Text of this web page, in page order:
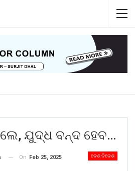
ଯୁଦ୍ଧ ବନ୍ଦ ହେବ…
ଦେଶ ବିଦେଶ
On Feb 25, 2025